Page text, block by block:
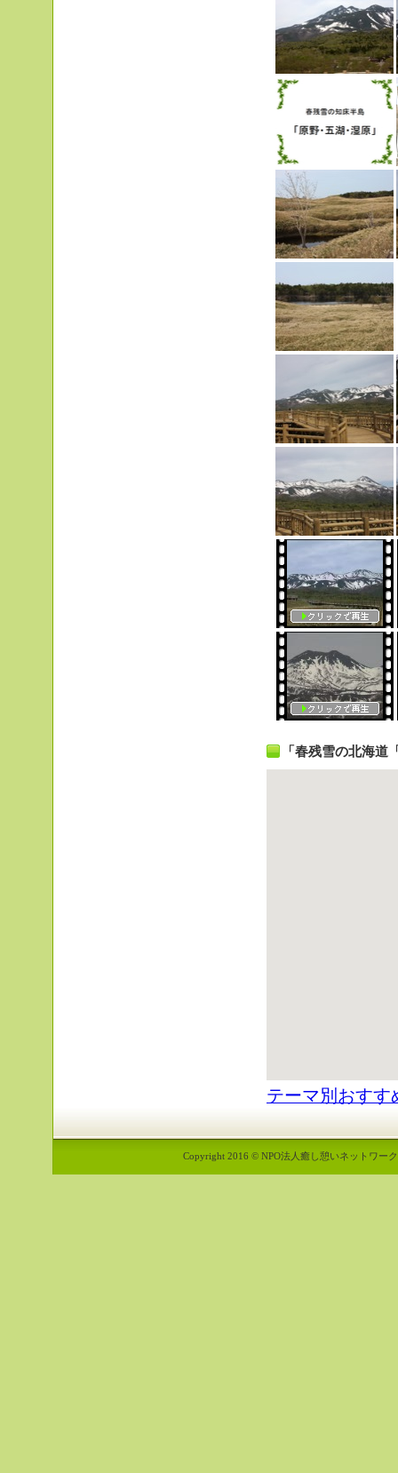
「春残雪の北海道
テーマ別おすす
Copyright 2016 © NPO法人癒し憩いネットワー